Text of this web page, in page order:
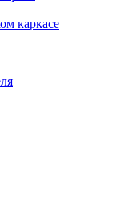
каркасе